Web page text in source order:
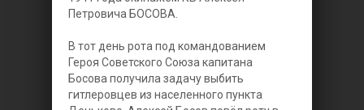
Петровича БОСОВА.
В тот день рота под командованием
Героя Советского Союза капитана
Босова получила задачу выбить
гитлеровцев из населенного пункта